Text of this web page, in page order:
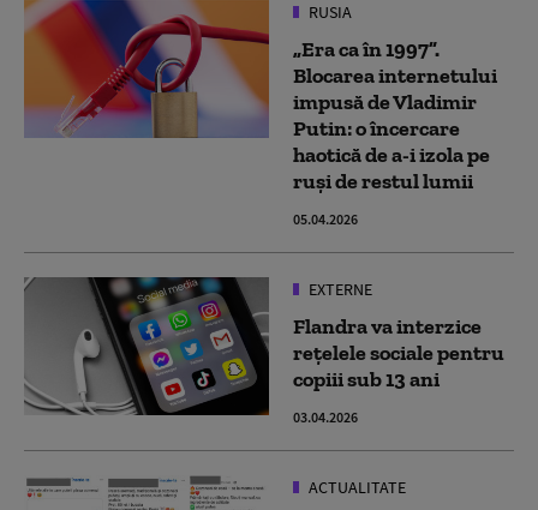
RUSIA
„Era ca în 1997”.
Blocarea internetului
impusă de Vladimir
Putin: o încercare
haotică de a-i izola pe
ruși de restul lumii
05.04.2026
EXTERNE
Flandra va interzice
reţelele sociale pentru
copiii sub 13 ani
03.04.2026
ACTUALITATE